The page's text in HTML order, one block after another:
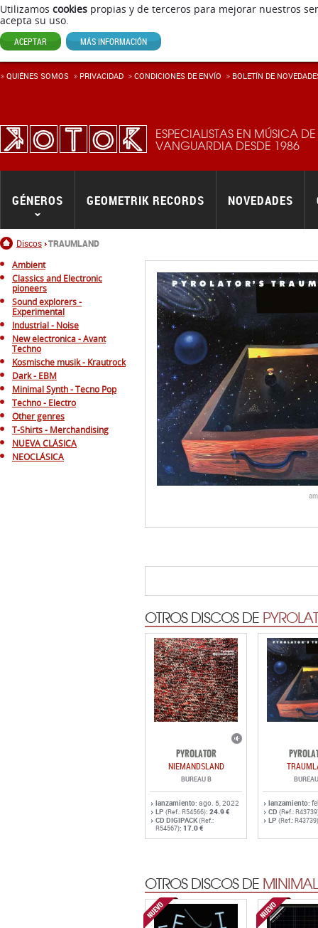
Utilizamos cookies propias y de terceros para mejorar nuestros
acepta su uso.
ACEPTAR MÁS INFORMACIÓN
ESPECIALISTAS EN MÚSICA DE
VANGUARDIA DESDE 1986
Inicio
Discos TRAUMLAND
GÉNEROS GEOMETRIK RECORDS NOVEDADES
QUIÉNES SOMOS PRIVACIDAD CONDICIONES DE ENVÍ­O BOLETÍN DE
Ambient
Classics and Electronic
pioneers
Sound explorers -
Experimental
Industrial - Noise
New electronica - Avant
Techno
Kosmische musik - Krautrock
Dark - EBM
Minimal Synth - Tecno Pop
Techno - Electro
Other genres
T-Shirts - Merchandising
NUEVA CLÁSICA
NEOCLÁSICA
OTROS DISCOS DE
PYROLATOR
NIEMANDSLAND
BUREAU B
lanzamiento: ago. 5, 2022
LP (Ref.: R54566): 24.9 €
CD DIGIPACK(Ref.:
R54567): 17.0 €
lanzamiento:
CD (Ref.:
LP (Ref.: R43739)
OTROS DISCOS DE